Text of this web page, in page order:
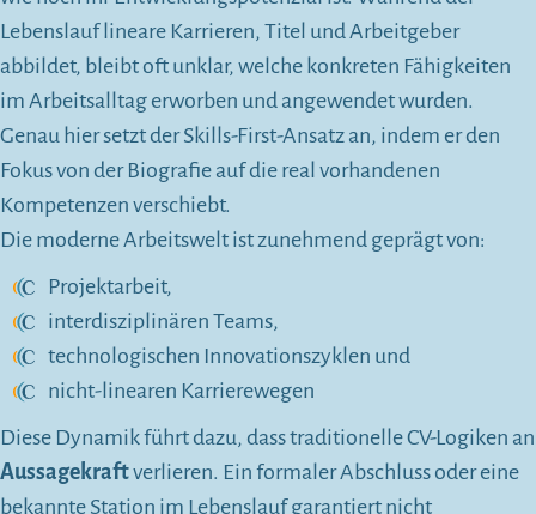
Lebenslauf lineare Karrieren, Titel und Arbeitgeber
abbildet, bleibt oft unklar, welche konkreten Fähigkeiten
im Arbeitsalltag erworben und angewendet wurden.
Genau hier setzt der Skills-First-Ansatz an, indem er den
Fokus von der Biografie auf die real vorhandenen
Kompetenzen verschiebt.
Die moderne Arbeitswelt ist zunehmend geprägt von:
Projektarbeit,
interdisziplinären Teams,
technologischen Innovationszyklen und
nicht-linearen Karrierewegen
Diese Dynamik führt dazu, dass traditionelle CV-Logiken an
Aussagekraftverlieren. Ein formaler Abschluss oder eine
bekannte Station im Lebenslauf garantiert nicht